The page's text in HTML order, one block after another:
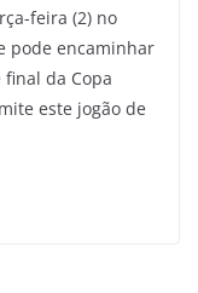
feira (2) no
pode encaminhar
da Copa
este jogão de